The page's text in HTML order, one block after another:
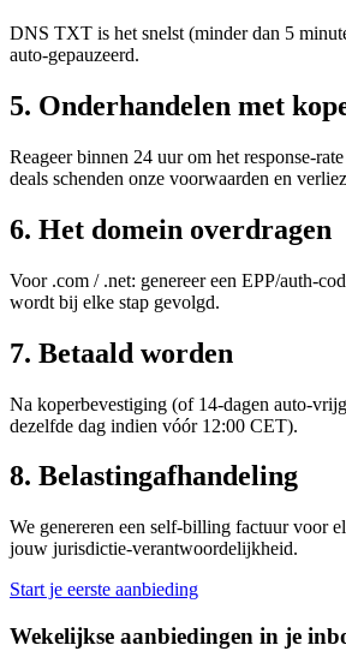
DNS TXT is het snelst (minder dan 5
auto-gepauzeerd.
5. Onderhandelen met
Reageer binnen 24 uur om het response-
deals schenden onze voorwaarden en
6. Het domein overdragen
Voor .com / .net: genereer een EPP/auth-
wordt bij elke stap gevolgd.
7. Betaald worden
Na koperbevestiging (of 14-dagen auto-
dezelfde dag indien vóór 12:00 CET).
8. Belastingafhandeling
We genereren een self-billing factuur voor
jouw jurisdictie-verantwoordelijkheid.
Start je eerste aanbieding
Wekelijkse aanbiedingen in je